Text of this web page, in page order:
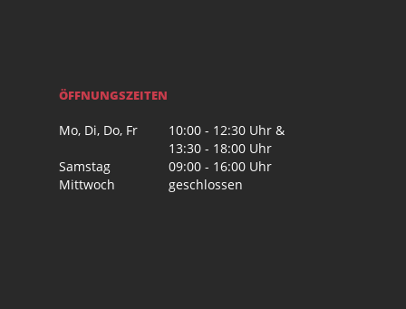
ÖFFNUNGSZEITEN
Mo, Di, Do, Fr
10:00 - 12:30 Uhr &
13:30 - 18:00 Uhr
Samstag
09:00 - 16:00 Uhr
Mittwoch
geschlossen